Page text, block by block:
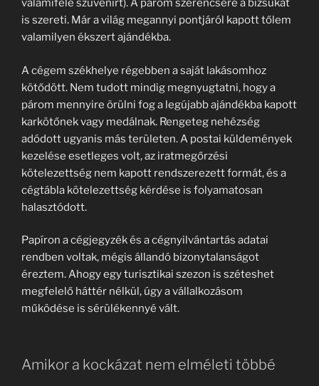
valamiféle szuvenírt). A párom szerencsére a bizsukat
is szereti. Már a világ megannyi pontjáról kapott tőlem
valamilyen ékszert ajándékba.
A cégem székhelye régebben a saját lakásomhoz
kötődött. Nem tudott mindig megnyugtatni, hogy a
párom mennyire örülni fog a legújabb ajándékba kapott
karkötőnek vagy medálnak. Rengeteg nehézség
adódott ugyanis más területen. A postai küldemények
kezelése esetleges volt, az iratmegőrzési
kötelezettség nem kapott rendszerezett formát, és a
cégtábla kötelezettség kérdése is folyamatosan
halasztódott.
Papíron a cégjegyzék és a cégnyilvántartás adatai
rendben voltak, mégis állandó bizonytalanságot
éreztem. Ahogy egy turisztikai szezon is széteshet
megfelelő háttér nélkül, úgy a vállalkozásom
működése is sérülékennyé vált.
Amikor a kockázat nem elméleti többé